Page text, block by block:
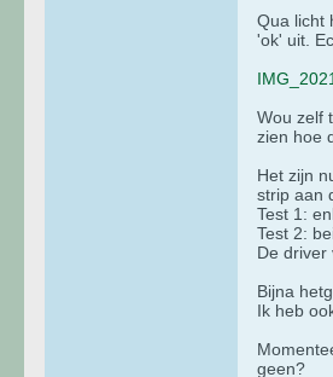
Qua licht
'ok' uit.
Wou zelf
zien hoe
Het zijn
strip aan
Test 1:
Test 2:
De driver
Bijna
Ik heb
geen?